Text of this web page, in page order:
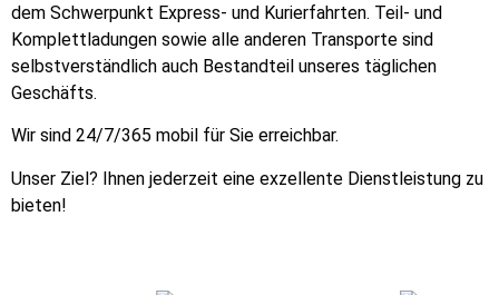
dem Schwerpunkt Express- und Kurierfahrten. Teil- und
Komplettladungen sowie alle anderen Transporte sind
selbstverständlich auch Bestandteil unseres täglichen
Geschäfts.
Wir sind 24/7/365 mobil für Sie erreichbar.
Unser Ziel? Ihnen jederzeit eine exzellente Dienstleistung zu
bieten!